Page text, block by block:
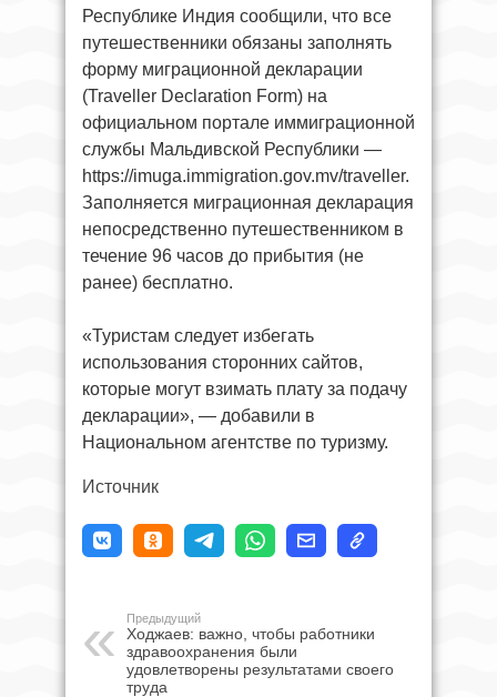
Республике Индия сообщили, что все
путешественники обязаны заполнять
форму миграционной декларации
(Traveller Declaration Form) на
официальном портале иммиграционной
службы Мальдивской Республики —
https://imuga.immigration.gov.mv/traveller.
Заполняется миграционная декларация
непосредственно путешественником в
течение 96 часов до прибытия (не
ранее) бесплатно.
«Туристам следует избегать
использования сторонних сайтов,
которые могут взимать плату за подачу
декларации», — добавили в
Национальном агентстве по туризму.
Источник
Предыдущий
Ходжаев: важно, чтобы работники
здравоохранения были
удовлетворены результатами своего
труда